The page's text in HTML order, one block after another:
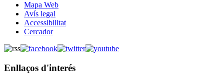
Mapa Web
Avís legal
Accessibilitat
Cercador
Enllaços d'interés